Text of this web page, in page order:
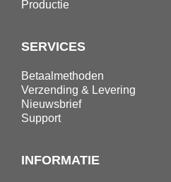
Productie
SERVICES
Betaalmethoden
Verzending & Levering
Nieuwsbrief
Support
INFORMATIE